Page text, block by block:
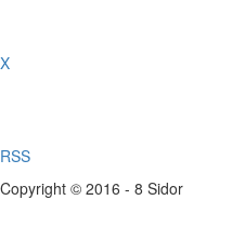
X
RSS
Copyright © 2016 - 8 Sidor